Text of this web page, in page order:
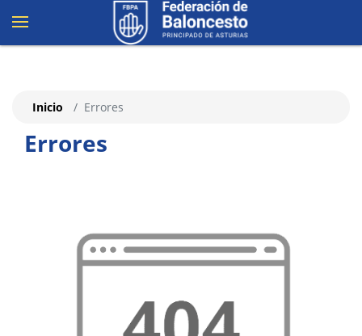
Errores
Inicio Errores